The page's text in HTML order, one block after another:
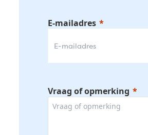
E-mailadres
Vraag of opmerking